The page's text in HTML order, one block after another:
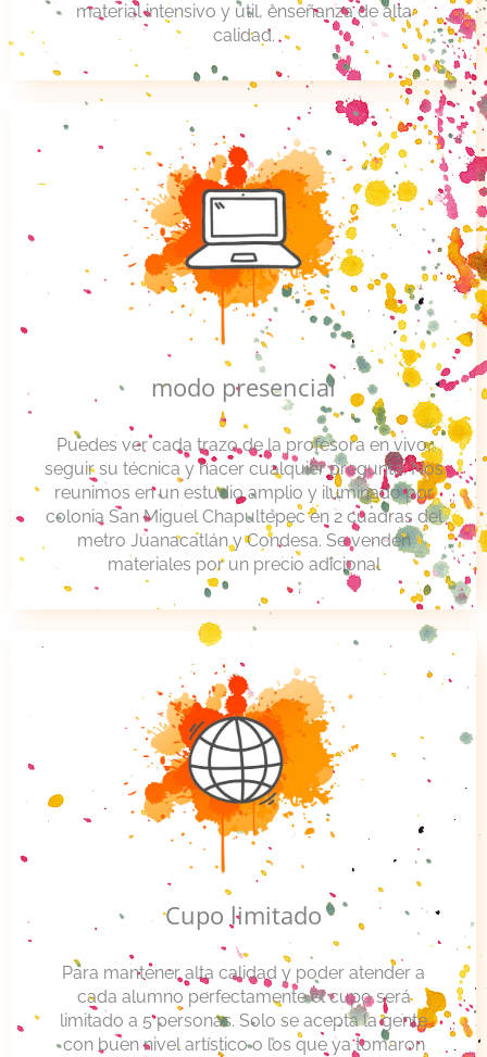
material intensivo y útil, enseñanza de alta
calidad.
modo presencial
Puedes ver cada trazo de la profesora en vivo,
seguir su técnica y hacer cualquier pregunta. Nos
reunimos en un estudio amplio y iluminado por
colonia San Miguel Chapultepec en 2 cuadras del
metro Juanacatlán y Condesa. Se venden
materiales por un precio adicional
Cupo limitado
Para mantener alta calidad y poder atender a
cada alumno perfectamente el cupo será
limitado a 5 personas. Solo se acepta la gente
con buen nivel artístico o los que ya tomaron